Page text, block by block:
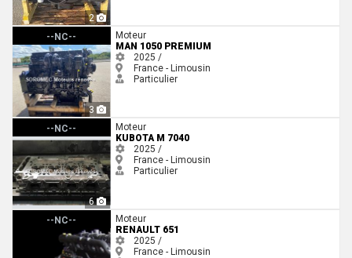
2
--NC--
3
Man 1050 PREMIUM
Moteur
MAN 1050 PREMIUM
2025 /
France - Limousin
Particulier
--NC--
6
Kubota M 7040
Moteur
KUBOTA M 7040
2025 /
France - Limousin
Particulier
--NC--
Renault 651
Moteur
RENAULT 651
2025 /
France - Limousin